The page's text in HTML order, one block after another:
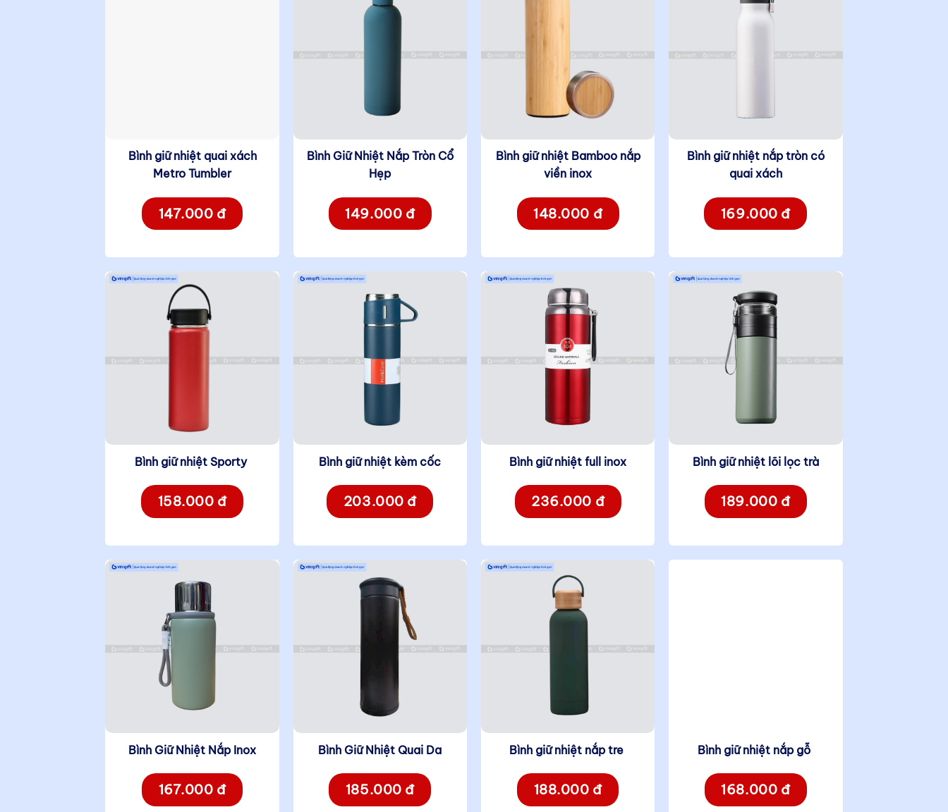
Bình giữ nhiệt quai xách
Metro Tumbler
147.000 đ
Bình Giữ Nhiệt Nắp Tròn Cổ
Hẹp
149.000 đ
Bình giữ nhiệt Bamboo nắp
viền inox
148.000 đ
Bình giữ nhiệt nắp tròn có
quai xách
169.000 đ
Bình giữ nhiệt Sporty
158.000 đ
Bình giữ nhiệt kèm cốc
203.000 đ
Bình giữ nhiệt full inox
236.000 đ
Bình giữ nhiệt lõi lọc trà
189.000 đ
Bình Giữ Nhiệt Nắp Inox
167.000 đ
Bình Giữ Nhiệt Quai Da
185.000 đ
Bình giữ nhiệt nắp tre
188.000 đ
Bình giữ nhiệt nắp gỗ
168.000 đ